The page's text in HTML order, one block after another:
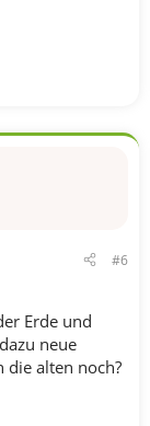
#6
Erde und
neue
die alten noch?